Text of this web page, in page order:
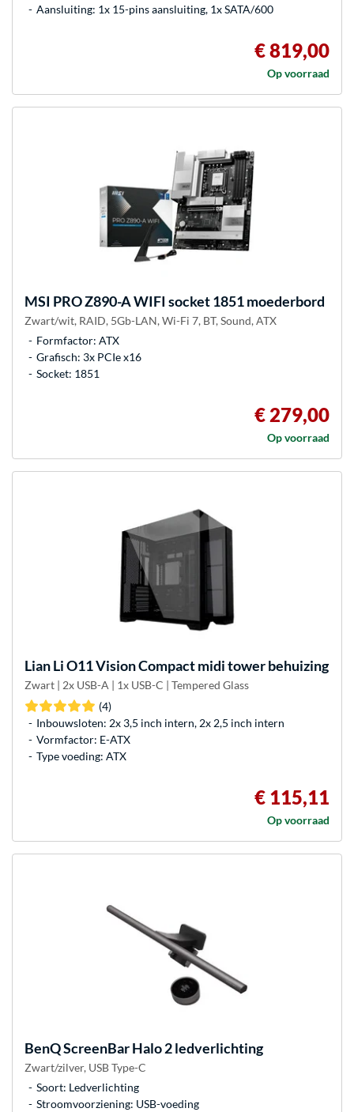
Aansluiting: 1x 15-pins aansluiting, 1x SATA/600
€ 819,00
Op voorraad
MSI PRO Z890-A WIFI socket 1851 moederbord
Zwart/wit, RAID, 5Gb-LAN, Wi-Fi 7, BT, Sound, ATX
Formfactor: ATX
Grafisch: 3x PCIe x16
Socket: 1851
€ 279,00
Op voorraad
Lian LiO11 Vision Compact midi tower behuizing
Zwart | 2x USB-A | 1x USB-C | Tempered Glass
(4)
Inbouwsloten: 2x 3,5 inch intern, 2x 2,5 inch intern
Vormfactor: E-ATX
Type voeding: ATX
€ 115,11
Op voorraad
BenQScreenBar Halo 2 ledverlichting
Zwart/zilver, USB Type-C
Soort: Ledverlichting
Stroomvoorziening: USB-voeding